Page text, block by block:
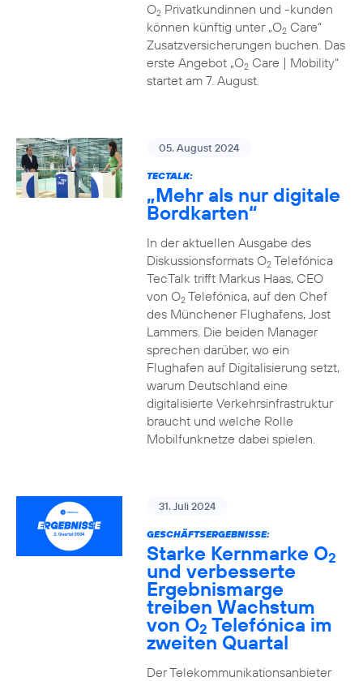
O2Privatkundinnen und -kunden
können künftig unter „O2Care“
Zusatzversicherungen buchen. Das
erste Angebot „O2Care | Mobility“
startet am 7. August.
05. August 2024
TECTALK:
„Mehr als nur digitale
Bordkarten“
In der aktuellen Ausgabe des
Diskussionsformats O2Telefónica
TecTalk trifft Markus Haas, CEO
von O2Telefónica, auf den Chef
des Münchener Flughafens, Jost
Lammers. Die beiden Manager
sprechen darüber, wo ein
Flughafen auf Digitalisierung setzt,
warum Deutschland eine
digitalisierte Verkehrsinfrastruktur
braucht und welche Rolle
Mobilfunknetze dabei spielen.
31. Juli 2024
GESCHÄFTSERGEBNISSE:
Starke Kernmarke O2
und verbesserte
Ergebnismarge
treiben Wachstum
von O2 Telefónica im
zweiten Quartal
Der Telekommunikationsanbieter